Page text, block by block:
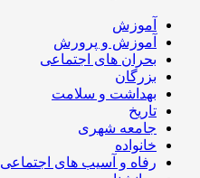
آموزش
آموزش و پرورش
بحران های اجتماعی
بزرگان
بهداشت و سلامت
تاریخ
جامعه شهری
خانواده
رفاه و آسیب های اجتماعی